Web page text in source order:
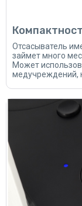
Отсасыватель
займет много
Может
медучреждений,